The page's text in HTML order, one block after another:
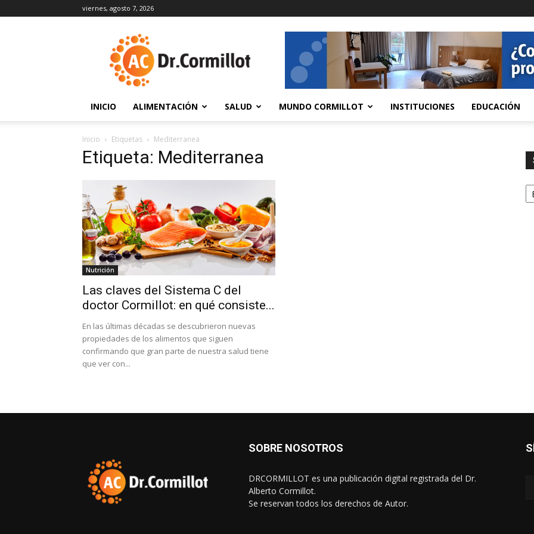
viernes, agosto 7, 2026
INICIO ALIMENTACIÓN SALUD MUNDO CORMILLOT INSTITUCIONES EDUCACIÓN
Inicio Etiquetas Mediterranea
Etiqueta: Mediterranea
Nutrición
Las claves del Sistema C del
doctor Cormillot: en qué consiste...
En las últimas décadas se descubrieron nuevas
propiedades de los alimentos que siguen
confirmando que gran parte de nuestra salud tiene
que ver con...
SOBRE NOSOTROS
DRCORMILLOT es una publicación digital registrada del Dr.
Alberto Cormillot.
Se reservan todos los derechos de Autor.